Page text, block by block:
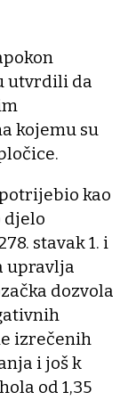
utvrdili da
kojemu su
kao
djelo
stavak 1. i
upravlja
dozvola
izrečenih
i još k
od 1,35